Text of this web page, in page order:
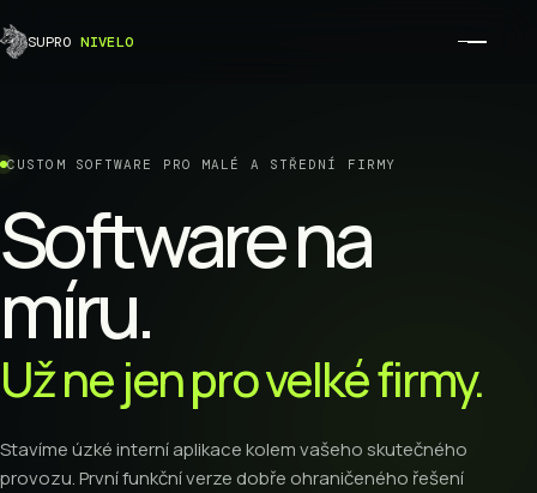
SUPRONIVELO
CUSTOM SOFTWARE PRO MALÉ A STŘEDNÍ FIRMY
Software na
míru.
Už ne jen pro velké firmy.
Stavíme úzké interní aplikace kolem vašeho skutečného
provozu. První funkční verze dobře ohraničeného řešení